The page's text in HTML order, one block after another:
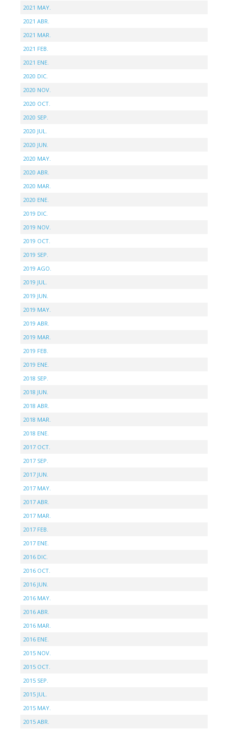
2021 MAY.
2021 ABR.
2021 MAR.
2021 FEB.
2021 ENE.
2020 DIC.
2020 NOV.
2020 OCT.
2020 SEP.
2020 JUL.
2020 JUN.
2020 MAY.
2020 ABR.
2020 MAR.
2020 ENE.
2019 DIC.
2019 NOV.
2019 OCT.
2019 SEP.
2019 AGO.
2019 JUL.
2019 JUN.
2019 MAY.
2019 ABR.
2019 MAR.
2019 FEB.
2019 ENE.
2018 SEP.
2018 JUN.
2018 ABR.
2018 MAR.
2018 ENE.
2017 OCT.
2017 SEP.
2017 JUN.
2017 MAY.
2017 ABR.
2017 MAR.
2017 FEB.
2017 ENE.
2016 DIC.
2016 OCT.
2016 JUN.
2016 MAY.
2016 ABR.
2016 MAR.
2016 ENE.
2015 NOV.
2015 OCT.
2015 SEP.
2015 JUL.
2015 MAY.
2015 ABR.